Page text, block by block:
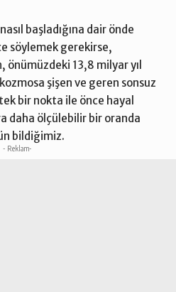
başladığına dair önde
söylemek gerekirse,
önümüzdeki 13,8 milyar yıl
şişen ve geren sonsuz
bir nokta ile önce hayal
daha ölçülebilir bir oranda
bildiğimiz.
- Reklam-